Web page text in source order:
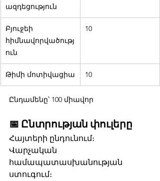
ազդեցություն
Բյուջեի
հիմնավորվածությ
ուն
10
Թիմի մոտիվացիա 10
Ընդամենը՝ 100 միավոր
📅 Ընտրության փուլերը
Հայտերի ընդունում։
Վարչական
համապատասխանության
ստուգում։